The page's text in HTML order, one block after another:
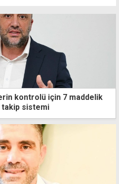
kontrolü için 7 maddelik
takip sistemi